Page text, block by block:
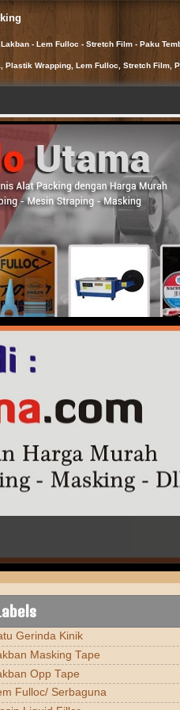
- Lem Fulloc - Stretch Film - Paku
Wrapping, Lem Fulloc, Stretch Film,
Straping - Masking Tape -
- Mesin Pneumatic -
Gerinda Kinik
Masking Tape
Opp Tape
Fulloc/ Serbaguna